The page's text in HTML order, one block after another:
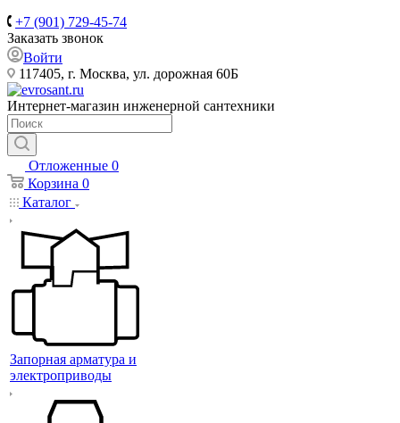
+7 (901) 729-45-74
Заказать звонок
Войти
117405, г. Москва, ул. дорожная 60Б
Интернет-магазин инженерной сантехники
Отложенные 0
Корзина 0
Каталог
Запорная арматура и
электроприводы